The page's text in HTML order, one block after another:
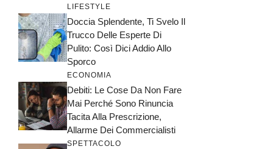
LIFESTYLE
Doccia Splendente, Ti Svelo Il
Trucco Delle Esperte Di
Pulito: Così Dici Addio Allo
Sporco
ECONOMIA
Debiti: Le Cose Da Non Fare
Mai Perché Sono Rinuncia
Tacita Alla Prescrizione,
Allarme Dei Commercialisti
SPETTACOLO